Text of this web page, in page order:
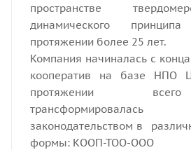
пространстве
динамического
протяжении более 25 лет.
Компания начиналась с
кооператив на базе
протяжении
законодательством в
формы: КООП-ТОО-ООО